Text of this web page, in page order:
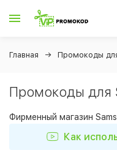
Главная Промокоды
Промокоды для
Фирменный магазин
Как